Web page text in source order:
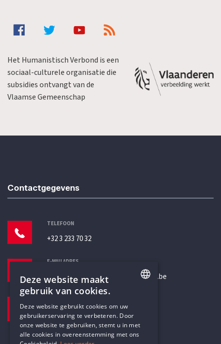
Het Humanistisch Verbond is een
sociaal-culturele organisatie die
subsidies ontvangt van de
Vlaamse Gemeenschap
Contactgegevens
TELEFOON
+32 3 233 70 32
E-MAILADRES
secretariaat@humanistischverbond.be
Pottenbrug 4
Antwerpen, 2000
DUTCH
Deze website maakt
gebruik van cookies.
Deze website gebruikt cookies om uw
gebruikerservaring te verbeteren. Door
onze website te gebruiken, stemt u in met
alle cookies in overeenstemming met ons